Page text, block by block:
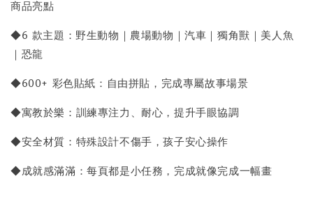
商品亮點
◆6 款主題：野生動物｜農場動物｜汽車｜獨角獸｜美人魚
｜恐龍
◆600+ 彩色貼紙：自由拼貼，完成專屬故事場景
◆寓教於樂：訓練專注力、耐心，提升手眼協調
◆安全材質：特殊設計不傷手，孩子安心操作
◆成就感滿滿：每頁都是小任務，完成就像完成一幅畫